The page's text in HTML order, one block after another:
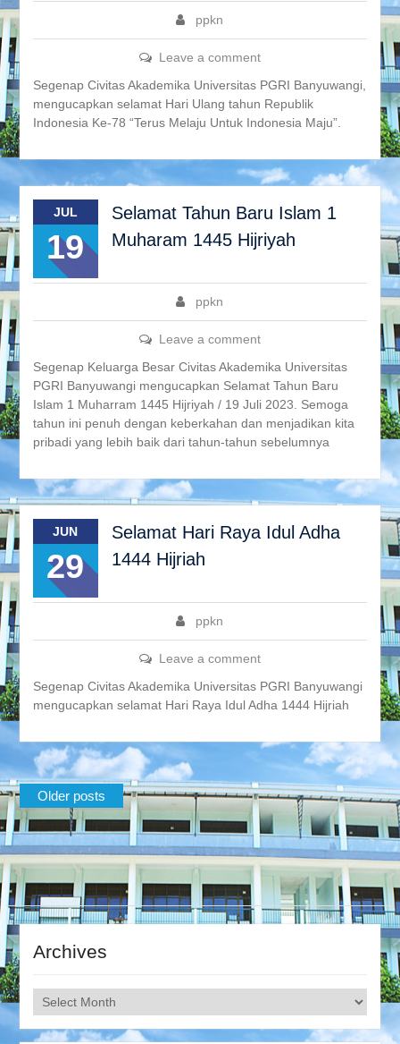
ppkn
Leave a comment
Segenap Civitas Akademika Universitas PGRI Banyuwangi,
mengucapkan selamat Hari Ulang tahun Republik
Indonesia Ke-78 “Terus Melaju Untuk Indonesia Maju”.
JUL
19
Selamat Tahun Baru Islam 1
Muharam 1445 Hijriyah
ppkn
Leave a comment
Segenap Keluarga Besar Civitas Akademika Universitas
PGRI Banyuwangi mengucapkan Selamat Tahun Baru
Islam 1 Muharram 1445 Hijriyah / 19 Juli 2023. Semoga
tahun ini penuh dengan keberkahan dan menjadikan kita
pribadi yang lebih baik dari tahun-tahun sebelumnya
JUN
29
Selamat Hari Raya Idul Adha
1444 Hijriah
ppkn
Leave a comment
Segenap Civitas Akademika Universitas PGRI Banyuwangi
mengucapkan selamat Hari Raya Idul Adha 1444 Hijriah
Posts
navigation
Older posts
Archives
Archives